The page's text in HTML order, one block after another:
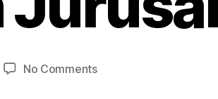
No Commentson